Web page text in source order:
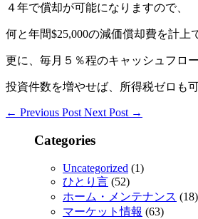
４年で償却が可能になりますので、
何と年間$25,000の減価償却費を計上
更に、毎月５％程のキャッシュフロ
投資件数を増やせば、所得税ゼロも可
← Previous Post Next Post →
Categories
Uncategorized (1)
ひとり言 (52)
ホーム・メンテナンス (18)
マーケット情報 (63)